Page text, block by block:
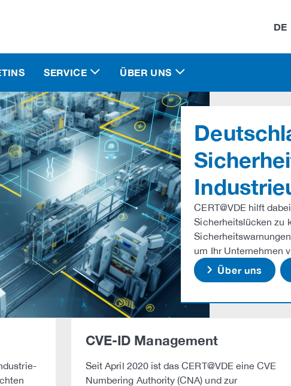
DE
SERVICE ÜBER UNS
CERT@VDE hilft
Sicherheitslücken zu
um Ihr Unternehmen
Über uns
CVE-ID Management
Seit April 2020 ist das CERT@VDE eine CVE
Numbering Authority (CNA) und zur